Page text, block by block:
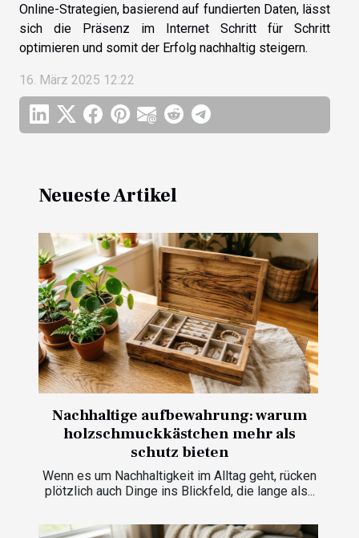
Online-Strategien, basierend auf fundierten Daten, lässt
sich die Präsenz im Internet Schritt für Schritt
optimieren und somit der Erfolg nachhaltig steigern.
16. März 2025 12:22
Neueste Artikel
Nachhaltige aufbewahrung: warum
holzschmuckkästchen mehr als
schutz bieten
Wenn es um Nachhaltigkeit im Alltag geht, rücken
plötzlich auch Dinge ins Blickfeld, die lange als...